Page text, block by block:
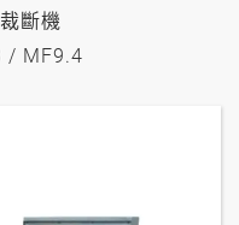
斷機
/ MF9.4